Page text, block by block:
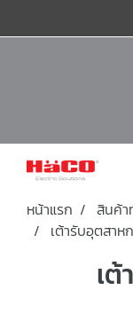
หน้าแรก สินค้
เต้ารับอุตสาห
เ